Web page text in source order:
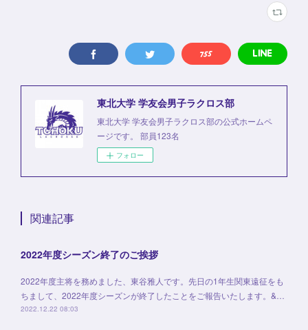
東北大学 学友会男子ラクロス部
東北大学 学友会男子ラクロス部の公式ホームペ
ージです。 部員123名
フォロー
関連記事
2022年度シーズン終了のご挨拶
2022年度主将を務めました、東谷雅人です。先日の1年生関東遠征をも
ちまして、2022年度シーズンが終了したことをご報告いたします。&…
2022.12.22 08:03